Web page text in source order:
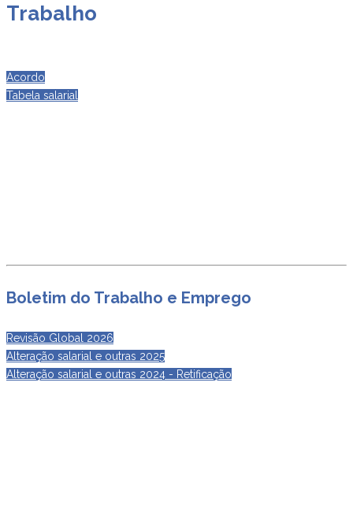
Trabalho
Acordo
Tabela salarial
Boletim do Trabalho e Emprego
Revisão Global 2026
Alteração salarial e outras 2025
Alteração salarial e outras 2024 - Retificação